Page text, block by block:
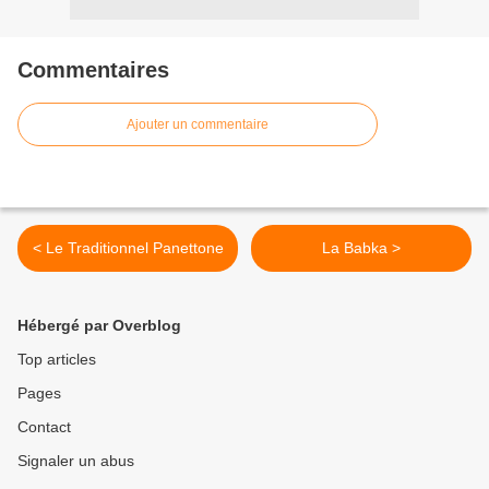
Commentaires
Ajouter un commentaire
< Le Traditionnel Panettone La Babka >
Hébergé par Overblog
Top articles
Pages
Contact
Signaler un abus